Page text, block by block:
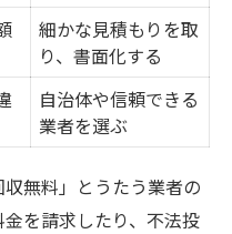
細かな見積もりを取
り、書面化する
自治体や信頼できる
業者を選ぶ
収無料」とうたう業者の
を請求したり、不法投